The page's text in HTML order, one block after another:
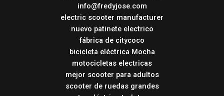
info@fredyjose.com
electric scooter manufacturer
nuevo patinete electrico
fábrica de citycoco
bicicleta eléctrica Mocha
motocicletas electricas
mejor scooter para adultos
scooter de ruedas grandes